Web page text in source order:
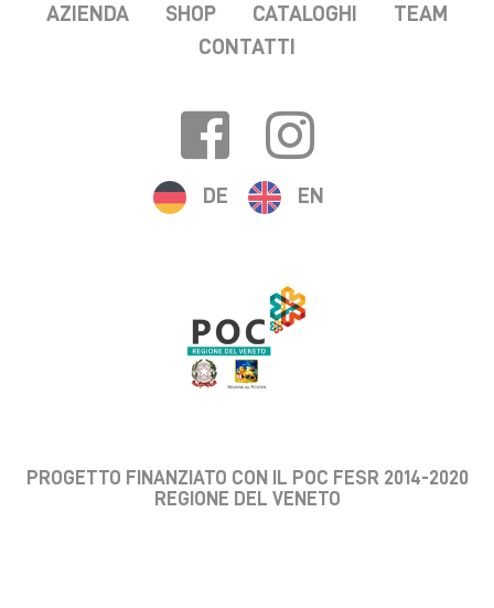
AZIENDA SHOP CATALOGHI
TEAM
CONTATTI
DE EN
PROGETTO FINANZIATO CON IL POC FESR 2014-2020
REGIONE DEL VENETO